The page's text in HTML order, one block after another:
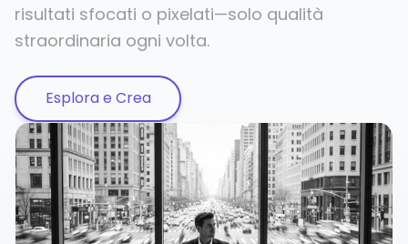
risultati sfocati o pixelati—solo qualità
straordinaria ogni volta.
Esplora e Crea